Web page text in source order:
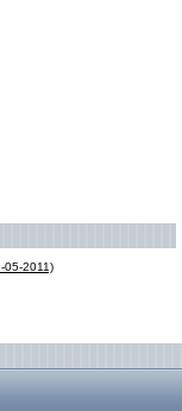
05-2011)